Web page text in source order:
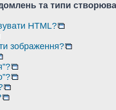
та типи
HTML?
зображення?